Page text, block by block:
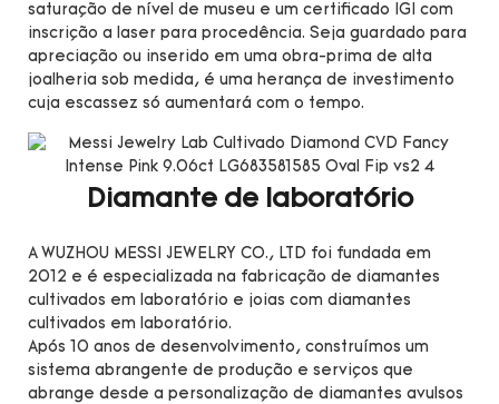
saturação de nível de museu e um certificado IGI com
inscrição a laser para procedência. Seja guardado para
apreciação ou inserido em uma obra-prima de alta
joalheria sob medida, é uma herança de investimento
cuja escassez só aumentará com o tempo.
Diamante de laboratório
A WUZHOU MESSI JEWELRY CO., LTD foi fundada em
2012 e é especializada na fabricação de diamantes
cultivados em laboratório e joias com diamantes
cultivados em laboratório.
Após 10 anos de desenvolvimento, construímos um
sistema abrangente de produção e serviços que
abrange desde a personalização de diamantes avulsos